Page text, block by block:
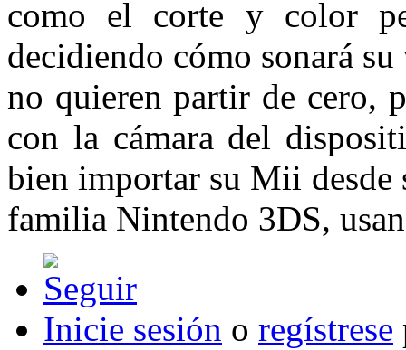
como el corte y color
decidiendo cómo sonará
no quieren partir de cero,
con la cámara del
bien importar su Mii desde
familia Nintendo 3DS,
Inicie sesión o regístrese